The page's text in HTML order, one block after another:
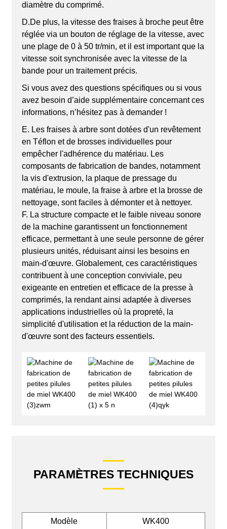
diamètre du comprimé.
D.De plus, la vitesse des fraises à broche peut être
réglée via un bouton de réglage de la vitesse, avec
une plage de 0 à 50 tr/min, et il est important que la
vitesse soit synchronisée avec la vitesse de la
bande pour un traitement précis.
Si vous avez des questions spécifiques ou si vous
avez besoin d’aide supplémentaire concernant ces
informations, n’hésitez pas à demander !
E. Les fraises à arbre sont dotées d'un revêtement
en Téflon et de brosses individuelles pour
empêcher l'adhérence du matériau. Les
composants de fabrication de bandes, notamment
la vis d'extrusion, la plaque de pressage du
matériau, le moule, la fraise à arbre et la brosse de
nettoyage, sont faciles à démonter et à nettoyer.
F. La structure compacte et le faible niveau sonore
de la machine garantissent un fonctionnement
efficace, permettant à une seule personne de gérer
plusieurs unités, réduisant ainsi les besoins en
main-d'œuvre. Globalement, ces caractéristiques
contribuent à une conception conviviale, peu
exigeante en entretien et efficace de la presse à
comprimés, la rendant ainsi adaptée à diverses
applications industrielles où la propreté, la
simplicité d'utilisation et la réduction de la main-
d'œuvre sont des facteurs essentiels.
PARAMÈTRES TECHNIQUES
Modèle WK400